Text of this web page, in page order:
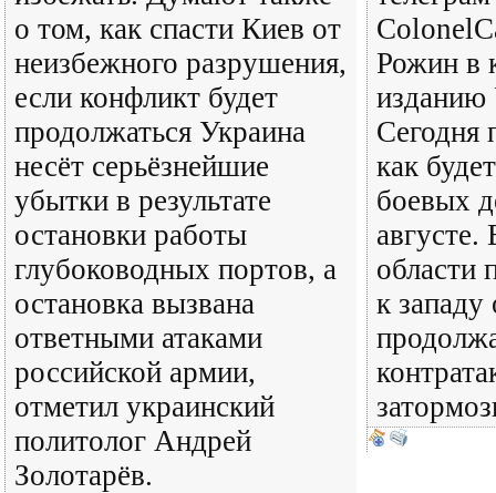
о том, как спасти Киев от
неизбежного разрушения,
если конфликт будет
продолжаться Украина
несёт серьёзнейшие
убытки в результате
остановки работы
глубоководных портов, а
остановка вызвана
ответными атаками
российской армии,
отметил украинский
политолог Андрей
Золотарёв.
Рожин в
изданию
Сегодня
как
боевых
области
к